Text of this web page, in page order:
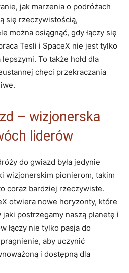
jak marzenia o podróżach
się rzeczywistością,
można osiągnąć, gdy łączy się
Tesli i SpaceX nie jest tylko
To także hołd dla
chęci przekraczania
– wizjonerska
liderów
do gwiazd była jedynie
wizjonerskim pionierom, takim
coraz bardziej rzeczywiste.
otwiera nowe horyzonty, które
postrzegamy naszą planetę i
łączy nie tylko pasja do
aby uczynić
i dostępną dla